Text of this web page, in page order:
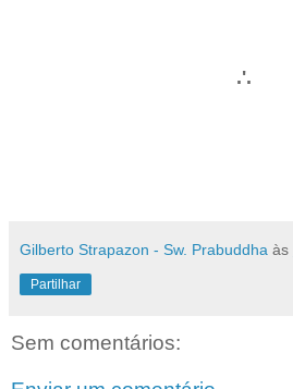
.'.
Gilberto Strapazon - Sw. Prabuddha às
Partilhar
Sem comentários: